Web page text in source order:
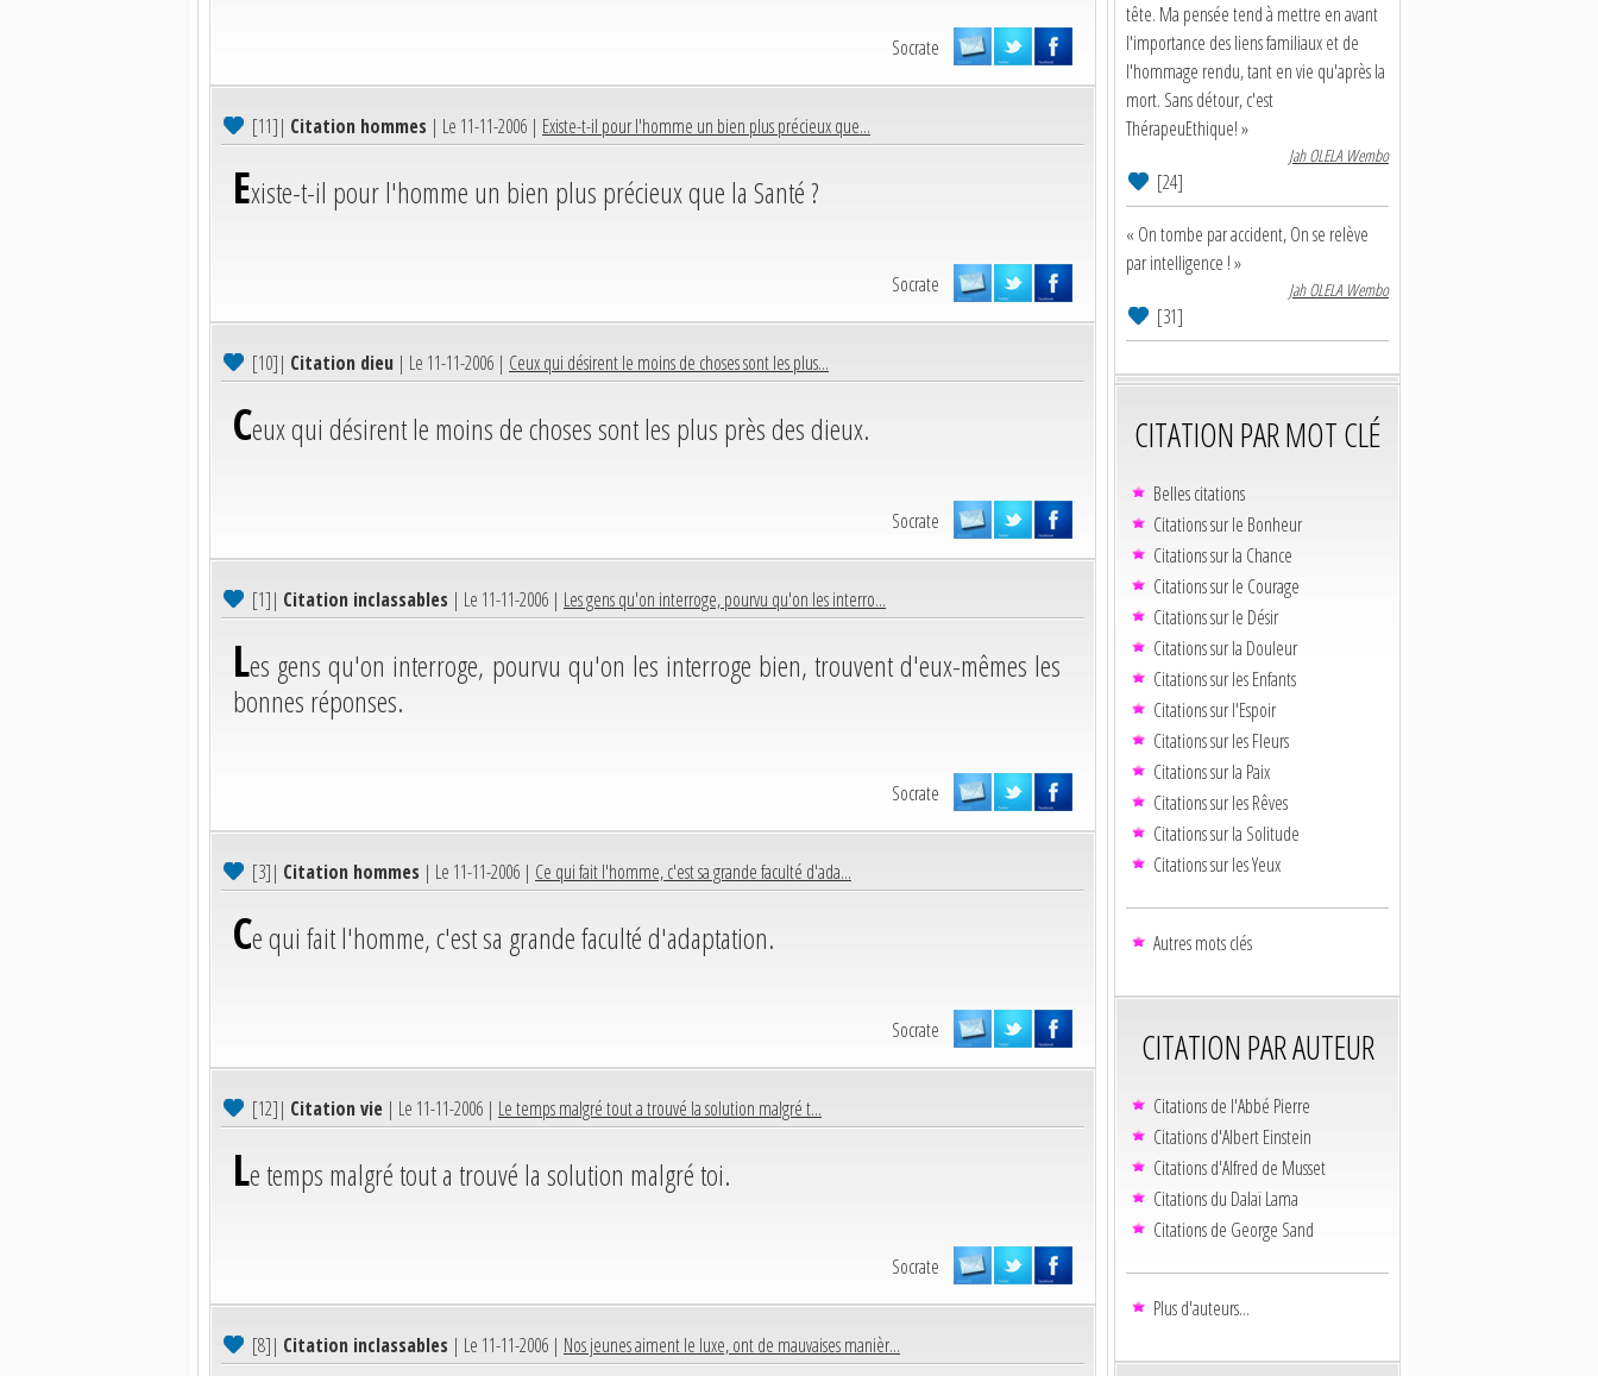
Socrate
[11]| Citation hommes | Le 11-11-2006 | Existe-t-il pour l'homme un bien plus précieux que...
Existe-t-il pour l'homme un bien plus précieux que la Santé ?
Socrate
[10]| Citation dieu | Le 11-11-2006 | Ceux qui désirent le moins de choses sont les plus...
Ceux qui désirent le moins de choses sont les plus près des dieux.
Socrate
[1]| Citation inclassables | Le 11-11-2006 | Les gens qu'on interroge, pourvu qu'on les interro...
Les gens qu'on interroge, pourvu qu'on les interroge bien, trouvent d'eux-mêmes les
bonnes réponses.
Socrate
[3]| Citation hommes | Le 11-11-2006 | Ce qui fait l'homme, c'est sa grande faculté d'ada...
Ce qui fait l'homme, c'est sa grande faculté d'adaptation.
Socrate
[12]| Citation vie | Le 11-11-2006 | Le temps malgré tout a trouvé la solution malgré t...
Le temps malgré tout a trouvé la solution malgré toi.
Socrate
[8]| Citation inclassables | Le 11-11-2006 | Nos jeunes aiment le luxe, ont de mauvaises manièr...
tête. Ma pensée tend à mettre en avant
l'importance des liens familiaux et de
l'hommage rendu, tant en vie qu'après la
mort. Sans détour, c'est
ThérapeuEthique! »
Jah OLELA Wembo
[24]
« On tombe par accident, On se relève
par intelligence ! »
Jah OLELA Wembo
[31]
CITATION PAR MOT CLÉ
Belles citations
Citations sur le Bonheur
Citations sur la Chance
Citations sur le Courage
Citations sur le Désir
Citations sur la Douleur
Citations sur les Enfants
Citations sur l'Espoir
Citations sur les Fleurs
Citations sur la Paix
Citations sur les Rêves
Citations sur la Solitude
Citations sur les Yeux
Autres mots clés
CITATION PAR AUTEUR
Citations de l'Abbé Pierre
Citations d'Albert Einstein
Citations d'Alfred de Musset
Citations du Dalaï Lama
Citations de George Sand
Plus d'auteurs...